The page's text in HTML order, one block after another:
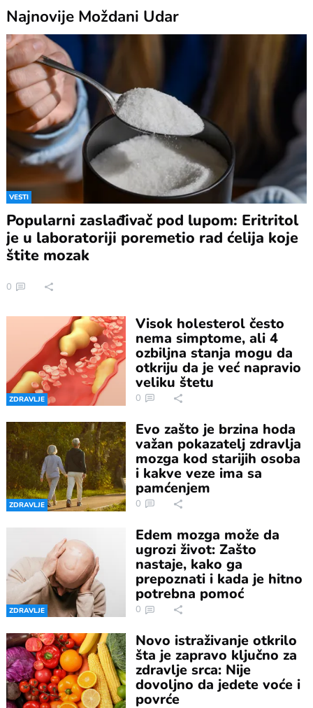
Najnovije Moždani Udar
VESTI
Popularni zaslađivač pod lupom: Eritritol
je u laboratoriji poremetio rad ćelija koje
štite mozak
0
ZDRAVLJE
Visok holesterol često
nema simptome, ali 4
ozbiljna stanja mogu da
otkriju da je već napravio
veliku štetu
0
ZDRAVLJE
Evo zašto je brzina hoda
važan pokazatelj zdravlja
mozga kod starijih osoba
i kakve veze ima sa
pamćenjem
0
ZDRAVLJE
Edem mozga može da
ugrozi život: Zašto
nastaje, kako ga
prepoznati i kada je hitno
potrebna pomoć
0
Novo istraživanje otkrilo
šta je zapravo ključno za
zdravlje srca: Nije
dovoljno da jedete voće i
povrće